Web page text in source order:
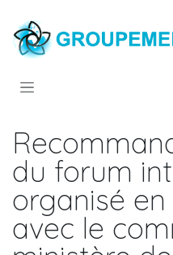
du forum
organisé
avec le